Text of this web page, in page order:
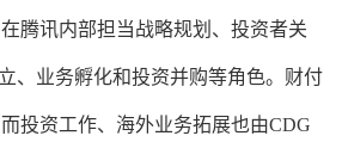
腾讯内部担当战略规划、投资者关
、业务孵化和投资并购等角色。财付
投资工作、海外业务拓展也由CDG